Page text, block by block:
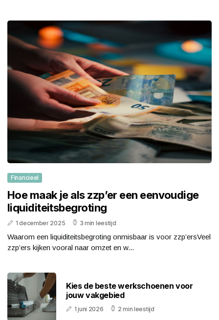
Financieel
Hoe maak je als zzp’er een eenvoudige
liquiditeitsbegroting
1 december 2025 3 min leestijd
Waarom een liquiditeitsbegroting onmisbaar is voor zzp’ersVeel
zzp’ers kijken vooral naar omzet en w...
Kies de beste werkschoenen voor
jouw vakgebied
1 juni 2026 2 min leestijd